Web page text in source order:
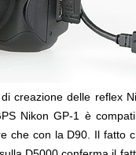
creazione delle reflex
Nikon GP-1 è
che con la D90. Il fatto